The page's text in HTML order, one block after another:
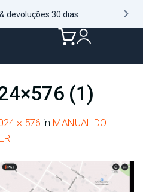
devoluções 30 dias
(1)
× 576 in MANUAL DO